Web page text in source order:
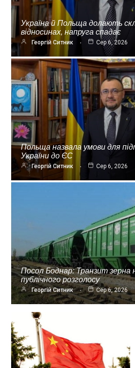
Україна й Польща долають
відносинах, напруга спадає
Георгій Ситник Сер 6, 2026
Польща назвала умови для
України до ЄС
Георгій Ситник Сер 6, 2026
Посол Боднар: Транзит зерна
публічного розголосу
Георгій Ситник Сер 6, 2026